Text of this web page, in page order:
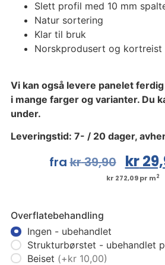
Slett profil med 10 mm
Natur sortering
Klar til bruk
Norskprodusert og kortreist
Vi kan også levere panelet
i mange farger og varianter. Du
under.
Leveringstid: 7- / 20 dager,
frakr39,90 kr
kr 272,09 pr m2
Overflatebehandling
Ingen - ubehandlet
Strukturbørstet - ubehandlet
Beiset (+kr 10,00)